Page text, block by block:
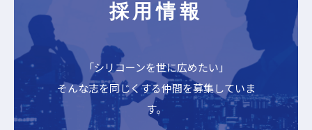
採用情報
「シリコーンを世に広めたい」
そんな志を同じくする仲間を募集していま
す。